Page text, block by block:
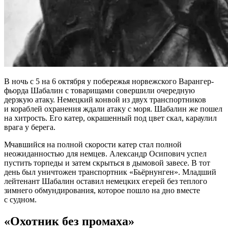
В ночь с 5 на 6 октября у побережья норвежского Варангер-
фьорда Шабалин с товарищами совершили очередную
дерзкую атаку. Немецкий конвой из двух транспортников
и кораблей охранения ждали атаку с моря. Шабалин же пошел
на хитрость. Его катер, окрашенный под цвет скал, караулил
врага у берега.
Мчавшийся на полной скорости катер стал полной
неожиданностью для немцев. Александр Осипович успел
пустить торпеды и затем скрыться в дымовой завесе. В тот
день был уничтожен транспортник «Бьёрнунген». Младший
лейтенант Шабалин оставил немецких егерей без теплого
зимнего обмундирования, которое пошло на дно вместе
с судном.
«Охотник без промаха»